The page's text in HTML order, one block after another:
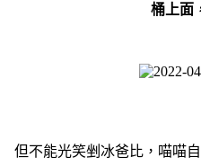
桶上面
但不能光笑剉冰爸比，喵喵